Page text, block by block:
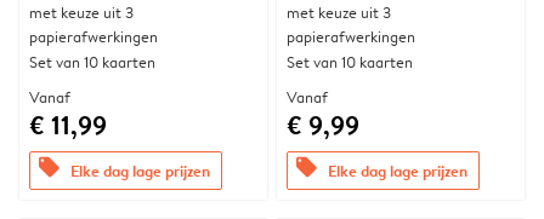
met keuze uit 3
papierafwerkingen
Set van 10 kaarten
Vanaf
€ 11,99
offers Elke dag lage prijzen
met keuze uit 3
papierafwerkingen
Set van 10 kaarten
Vanaf
€ 9,99
offers Elke dag lage prijzen